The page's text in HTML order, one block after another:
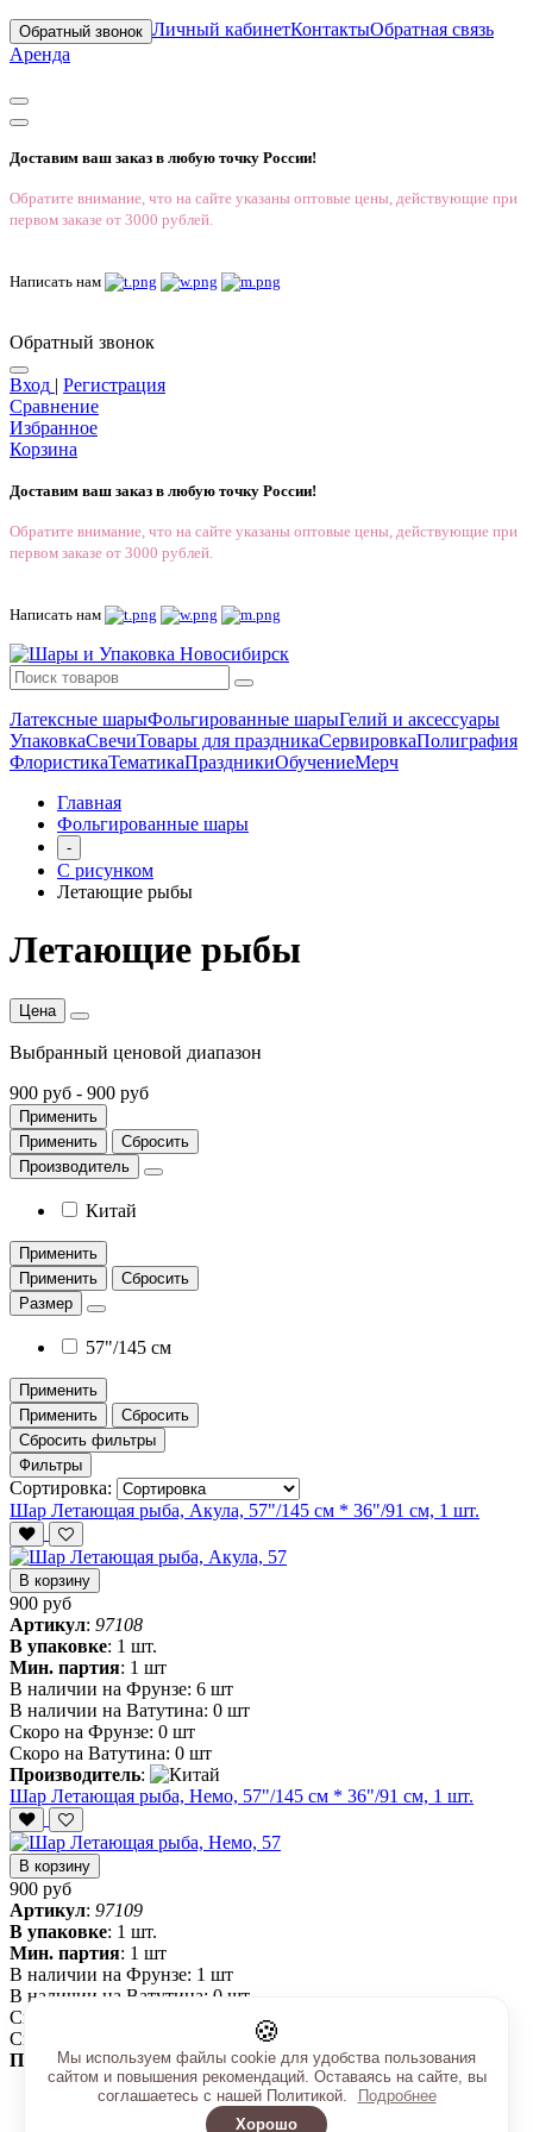
Обратный звонок Личный кабинетКонтактыОбратная связь
Аренда
Доставим ваш заказ в любую точку России!
Обратите внимание, что на сайте указаны оптовые цены, действующие при
первом заказе от 3000 рублей.
Написать нам
Обратный звонок
Вход | Регистрация
Сравнение
Избранное
Корзина
Доставим ваш заказ в любую точку России!
Обратите внимание, что на сайте указаны оптовые цены, действующие при
первом заказе от 3000 рублей.
Написать нам
Латексные шарыФольгированные шарыГелий и аксессуары
УпаковкаСвечиТовары для праздникаСервировкаПолиграфия
ФлористикаТематикаПраздникиОбучениеМерч
Главная
Фольгированные шары
-
С рисунком
Летающие рыбы
Летающие рыбы
Цена
Выбранный ценовой диапазон
900 руб - 900 руб
Применить
Применить
Сбросить
Производитель
Китай
Применить
Применить
Сбросить
Размер
57"/145 см
Применить
Применить
Сбросить
Сбросить фильтры
Фильтры
Сортировка:
Шар Летающая рыба, Акула, 57"/145 см * 36"/91 см, 1 шт.
В корзину
900 руб
Артикул: 97108
В упаковке: 1 шт.
Мин. партия: 1 шт
В наличии на Фрунзе: 6 шт
В наличии на Ватутина: 0 шт
Скоро на Фрунзе: 0 шт
Скоро на Ватутина: 0 шт
Производитель:
Шар Летающая рыба, Немо, 57"/145 см * 36"/91 см, 1 шт.
В корзину
900 руб
Артикул: 97109
В упаковке: 1 шт.
Мин. партия: 1 шт
В наличии на Фрунзе: 1 шт
В наличии на Ватутина: 0 шт
Скоро на Фрунзе:
Скоро на Ватутина:
Производитель:
🍪
Мы используем файлы cookie для удобства пользования
сайтом и повышения рекомендаций. Оставаясь на сайте, вы
соглашаетесь с нашей Политикой.
Подробнее
Хорошо